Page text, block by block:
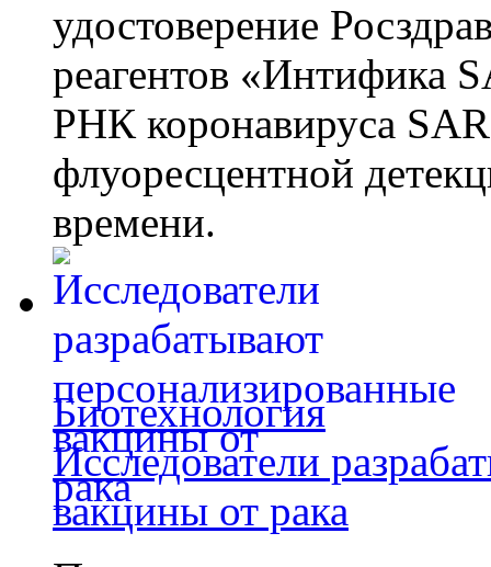
удостоверение
реагентов «Интифика
РНК коронавируса
флуоресцентной
времени.
Биотехнология
Исследователи
вакцины от рака